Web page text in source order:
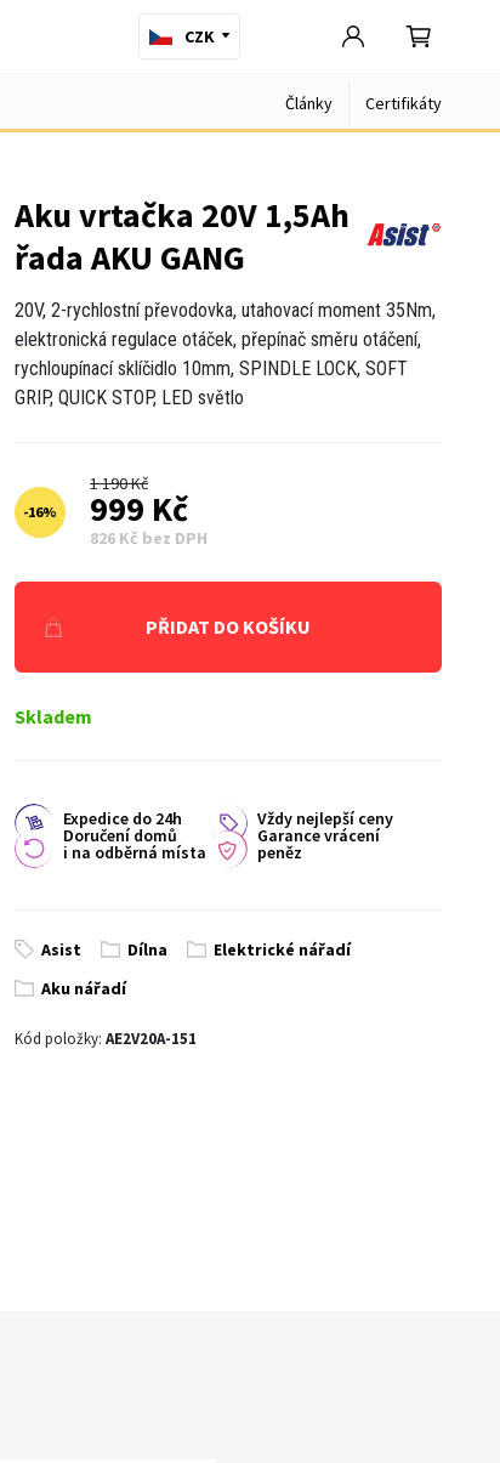
CZK
Články Certifikáty
Aku vrtačka 20V 1,5Ah
řada AKU GANG
20V, 2-rychlostní převodovka, utahovací moment 35Nm,
elektronická regulace otáček, přepínač směru otáčení,
rychloupínací sklíčidlo 10mm, SPINDLE LOCK, SOFT
GRIP, QUICK STOP, LED světlo
-16%
1 190 Kč
999 Kč
826 Kč bez DPH
PŘIDAT DO KOŠÍKU
Skladem
Expedice do 24h Vždy nejlepší ceny
Doručení domů
i na odběrná místa
Garance vrácení
peněz
Asist Dílna
Elektrické nářadí
Aku nářadí
Kód položky: AE2V20A-151